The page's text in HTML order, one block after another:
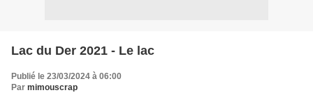
Lac du Der 2021 - Le lac
Publié le 23/03/2024 à 06:00
Par mimouscrap